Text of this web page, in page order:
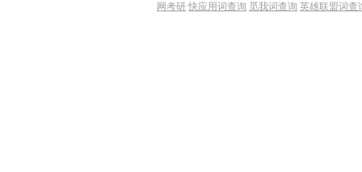
网考研 快应用词查询 觅我词查询 英雄联盟词查